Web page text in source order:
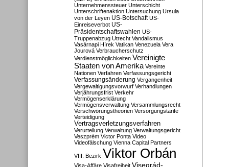
Unternehmenssteuer Unterschicht
Unterschriftenaktion Untersuchung Ursula
von der Leyen US-Botschaft US-
Einreiseverbot US-
Präsidentschaftswahlen US-
Truppenabzug Utrecht Vandalismus
Vasárnapi Hírek Vatikan Venezuela Vera
Jourová Verbraucherschutz
Verdienstmöglichkeiten Vereinigte
Staaten von Amerika Vereinte
Nationen Verfahren Verfassungsgericht
Verfassungsänderung Vergangenheit
Vergewaltigungsvorwurf Verhandlungen
Verjährungsfrist Verkehr
Vermögenserklärung
Vermögensverwaltung Versammlungsrecht
Verschwörungstheorien Versorgungstarife
Verteidigung
Vertragsverletzungsverfahren
Verurteilung Verwaltung Verwaltungsgericht
Veszprém Victor Ponta Video
Videofälschung Vienna Capital Partners
VIII. Bezirk Viktor Orbán
Visa-Affäre Visafreiheit Visegrád-